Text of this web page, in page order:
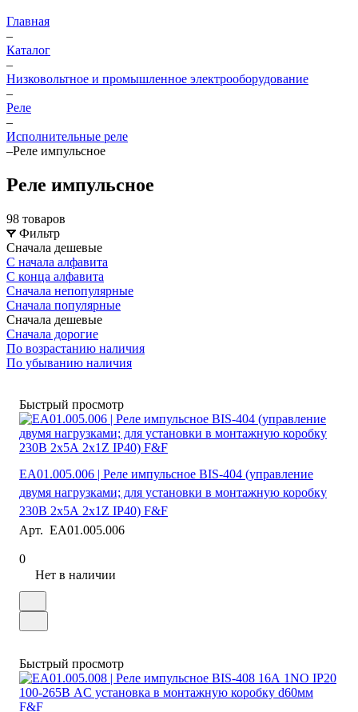
Главная
–
Каталог
–
Низковольтное и промышленное электрооборудование
–
Реле
–
Исполнительные реле
–Реле импульсное
Реле импульсное
98 товаров
Фильтр
Сначала дешевые
С начала алфавита
С конца алфавита
Сначала непопулярные
Сначала популярные
Сначала дешевые
Сначала дорогие
По возрастанию наличия
По убыванию наличия
Быстрый просмотр
EA01.005.006 | Реле импульсное BIS-404 (управление
двумя нагрузками; для установки в монтажную коробку
230В 2х5А 2х1Z IP40) F&F
Арт. EA01.005.006
0
Нет в наличии
Быстрый просмотр